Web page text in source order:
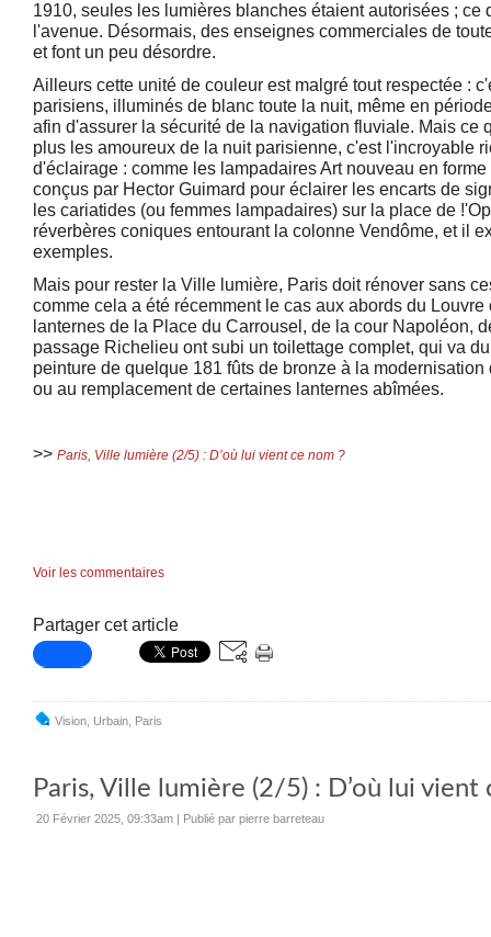
1910, seules les lumières blanches étaient autorisées ; ce
l'avenue. Désormais, des enseignes commerciales de
et font un peu désordre.
Ailleurs cette unité de couleur est malgré tout respectée :
parisiens, illuminés de blanc toute la nuit, même en
afin d'assurer la sécurité de la navigation fluviale. Mais ce
plus les amoureux de la nuit parisienne, c'est l'incroyable
d'éclairage : comme les lampadaires Art nouveau en
conçus par Hector Guimard pour éclairer les encarts de
les cariatides (ou femmes lampadaires) sur la place de
réverbères coniques entourant la colonne Vendôme, et il
exemples.
Mais pour rester la Ville lumière, Paris doit rénover sans
comme cela a été récemment le cas aux abords du
lanternes de la Place du Carrousel, de la cour Napoléon,
passage Richelieu ont subi un toilettage complet, qui va
peinture de quelque 181 fûts de bronze à la
ou au remplacement de certaines lanternes abîmées.
>> Paris, Ville lumière (2/5) : D’où lui vient ce nom ?
Voir les commentaires
Partager cet article
Vision Urbain Paris
Paris, Ville lumière (2/5) : D’où lui vient
20 Février 2025, 09:33am | Publié par pierre barreteau